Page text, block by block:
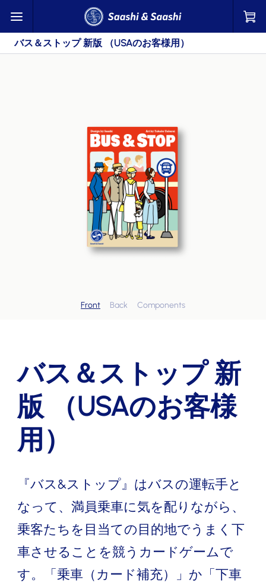
バス＆ストップ 新版 （USAのお客様用）
Front Back Components
バス＆ストップ 新
版 （USAのお客様
用）
『バス&ストップ』はバスの運転手と
なって、満員乗車に気を配りながら、
乗客たちを目当ての目的地でうまく下
車させることを競うカードゲームで
す。「乗車（カード補充）」か「下車
バス＆ストップ 新版 （USAのお客様用） | Saashi & Saashi